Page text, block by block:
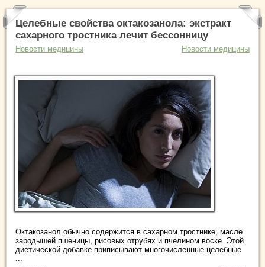
Целебные свойства октакозанола: экстракт
сахарного тростника лечит бессонницу
Новости медицины Новости медицины
Октакозанол обычно содержится в сахарном тростнике, масле
зародышей пшеницы, рисовых отрубях и пчелином воске. Этой
диетической добавке приписывают многочисленные целебные